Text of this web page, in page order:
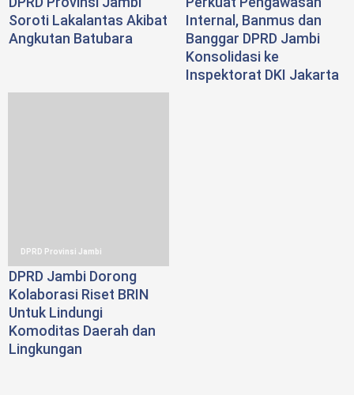
Soroti Lakalantas Akibat
Angkutan Batubara
Internal, Banmus dan
Banggar DPRD Jambi
Konsolidasi ke
Inspektorat DKI Jakarta
DPRD Provinsi Jambi
DPRD Jambi Dorong
Kolaborasi Riset BRIN
Untuk Lindungi
Komoditas Daerah dan
Lingkungan